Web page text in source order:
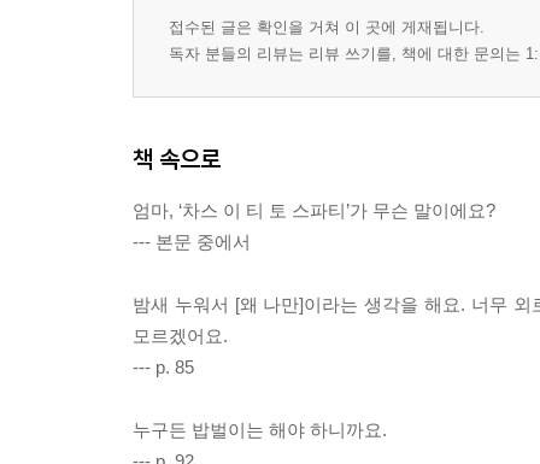
접수된 글은 확인을 거쳐 이 곳에 게재됩니다.
독자 분들의 리뷰는 리뷰 쓰기를, 책에 대한 문의는
책 속으로
엄마, ‘차스 이 티 토 스파티’가 무슨 말이에요?
--- 본문 중에서
밤새 누워서 [왜 나만]이라는 생각을 해요. 너무
모르겠어요.
--- p. 85
누구든 밥벌이는 해야 하니까요.